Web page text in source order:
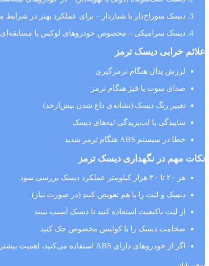
دیسک سوراخ‌دار یا شیاردار – برای عملکرد بهتر در
دیسک سرامیکی – مخصوص خودروهای لوکس یا
علائم خرابی دیسک ترمز
لرزش پدال هنگام ترمزگیری
صدای سوت یا قیژ هنگام ترمز
تغییر رنگ دیسک (نشانه‌ی داغ شدن بیش‌ازحد)
ساییدگی یا لب‌پریدگی لبه‌های دیسک
خطا در سیستم ABS هنگام ترمز شدید
نکات مهم در نگهداری دیسک ترمز
هر ۲۰ تا ۳۰ هزار کیلومتر عملکرد دیسک بررسی شود
دیسک و لنت را با هم تعویض کنید (در صورت نیاز)
از لنت باکیفیت استفاده کنید تا دیسک آسیب نبیند
ضخامت دیسک را با کولیس مخصوص چک کنید
اگر از خودروهای دارای ABS استفاده می‌کنید، اهمیت بیشتری برای سلامت دیسک قائل شوید